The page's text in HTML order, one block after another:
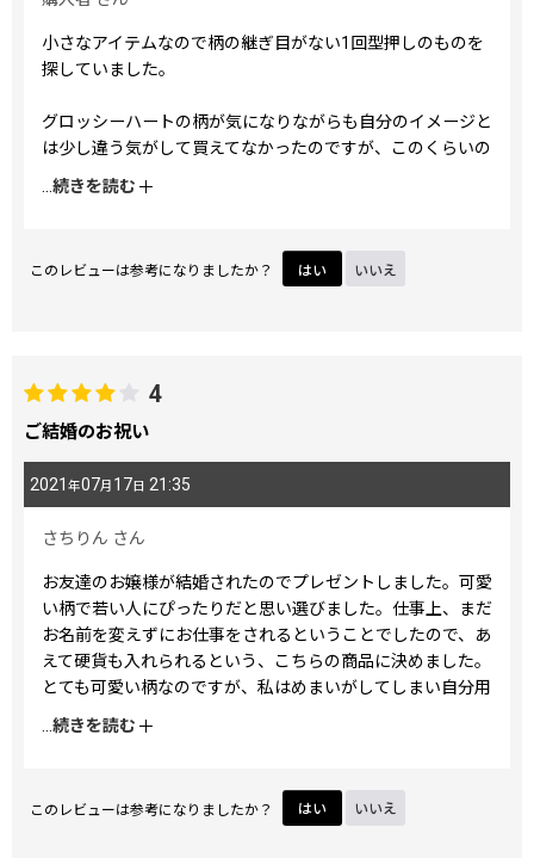
小さなアイテムなので柄の継ぎ目がない1回型押しのものを
探していました。
グロッシーハートの柄が気になりながらも自分のイメージと
は少し違う気がして買えてなかったのですが、このくらいの
サイズだと持ちやすいです。合わせのボルドーの皮が引き締
めていてさらに素敵です。
...続きを読む
このレビューは参考になりましたか？ はい いいえ
4
ご結婚のお祝い
2021 年07月 17日 21:35
さちりん さん
お友達のお嬢様が結婚されたのでプレゼントしました。可愛
い柄で若い人にぴったりだと思い選びました。仕事上、まだ
お名前を変えずにお仕事をされるということでしたので、あ
えて硬貨も入れられるという、こちらの商品に決めました。
とても可愛い柄なのですが、私はめまいがしてしまい自分用
には選べないです。そこが残念です。
続きを読む
このレビューは参考になりましたか？ はい いいえ